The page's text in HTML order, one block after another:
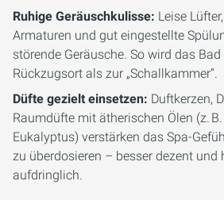
Ruhige Geräuschkulisse: Leise
Armaturen und gut eingestellte
störende Geräusche. So wird das Bad
Rückzugsort als zur „Schallkammer“.
Düfte gezielt einsetzen: Duftkerzen,
Raumdüfte mit ätherischen Ölen (z.
Eukalyptus) verstärken das Spa-
zu überdosieren – besser dezent und
aufdringlich.